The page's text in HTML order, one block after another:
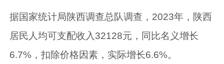
据国家统计局陕西调查总队调查，2023年，陕西
居民人均可支配收入32128元，同比名义增长
6.7%，扣除价格因素，实际增长6.6%。